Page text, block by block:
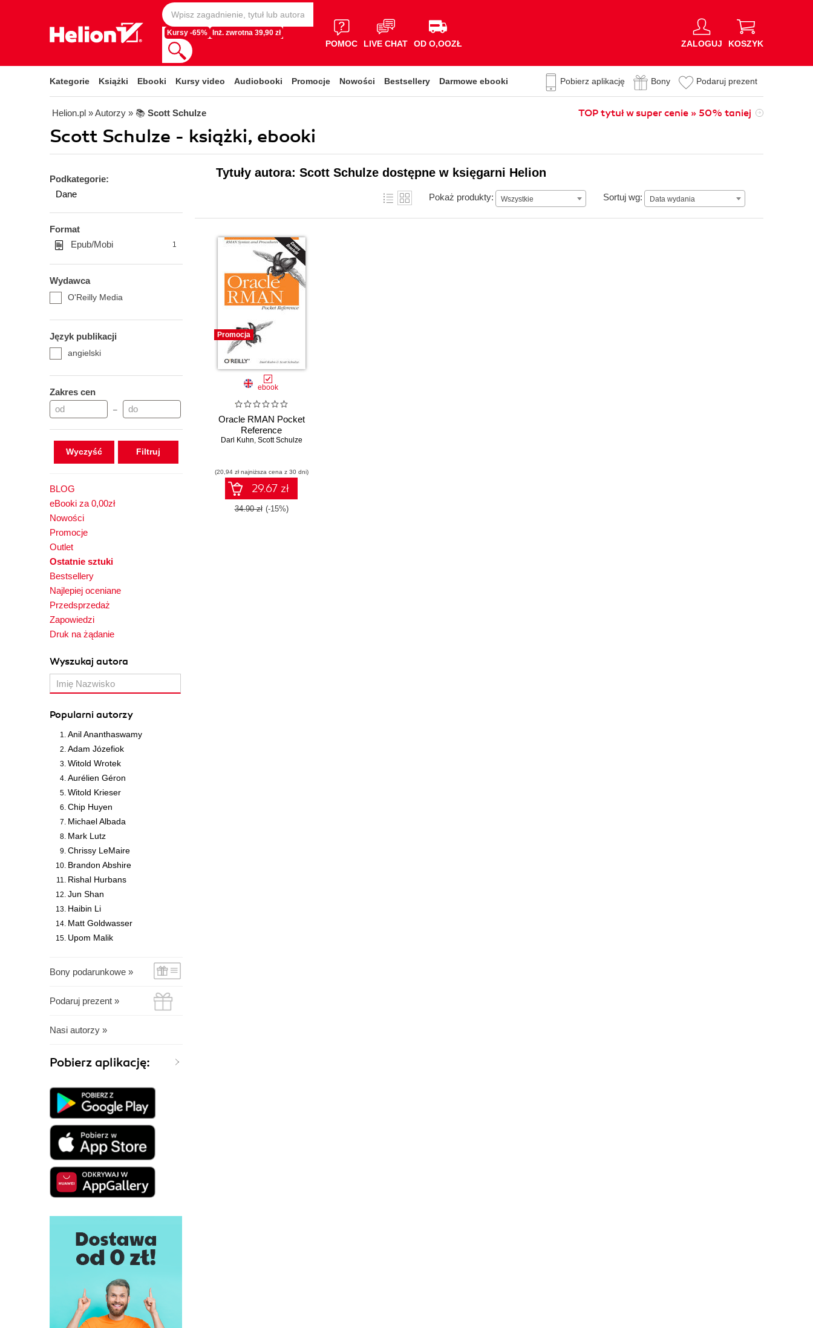
Kursy -65% Inż. zwrotna 39,90 zł
POMOC LIVE CHAT OD O,OOZŁ ZALOGUJ KOSZYK
Kategorie Książki Ebooki Kursy video Audiobooki Promocje Nowości Bestsellery Darmowe ebooki Pobierz aplikację Bony Podaruj prezent
Helion.pl » Autorzy » 📚 Scott Schulze TOP tytuł w super cenie » 50% taniej
Scott Schulze - książki, ebooki
Podkategorie:
Dane
Format
Epub/Mobi
1
Wydawca
O'Reilly Media
Język publikacji
angielski
Zakres cen
–
Wyczyść
BLOG
eBooki za 0,00zł
Nowości
Promocje
Outlet
Ostatnie sztuki
Bestsellery
Najlepiej oceniane
Przedsprzedaż
Zapowiedzi
Druk na żądanie
Wyszukaj autora
Popularni autorzy
Anil Ananthaswamy
Adam Józefiok
Witold Wrotek
Aurélien Géron
Witold Krieser
Chip Huyen
Michael Albada
Mark Lutz
Chrissy LeMaire
Brandon Abshire
Rishal Hurbans
Jun Shan
Haibin Li
Matt Goldwasser
Upom Malik
Bony podarunkowe »
Podaruj prezent »
Nasi autorzy »
Pobierz aplikację:
Tytuły autora: Scott Schulze dostępne w księgarni Helion
Pokaż produkty: Wszystkie Sortuj wg: Data wydania
Data wydania
Promocja
ebook
Oracle RMAN Pocket
Reference
Darl Kuhn, Scott Schulze
(20,94 zł najniższa cena z 30 dni)
29.67 zł
34.90 zł (-15%)